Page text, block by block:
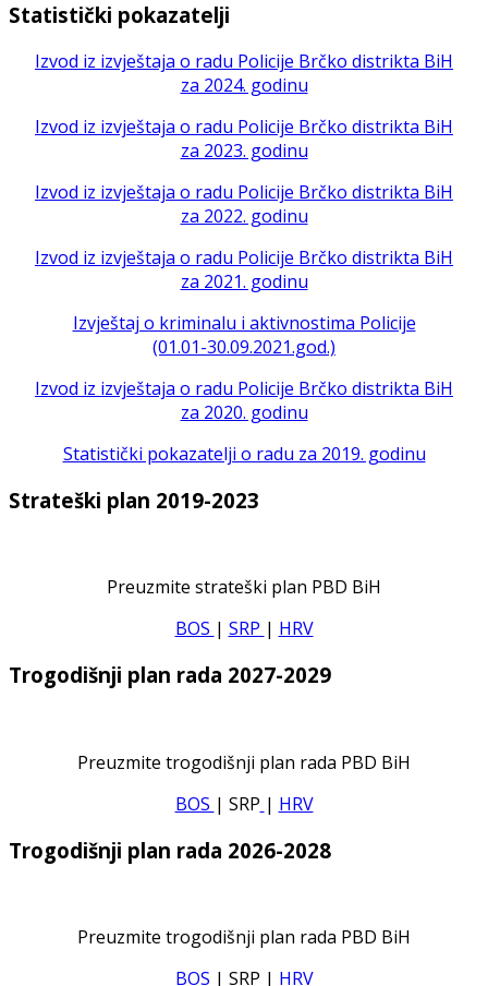
Statistički pokazatelji
Izvod iz izvještaja o radu Policije Brčko distrikta BiH
za 2024. godinu
Izvod iz izvještaja o radu Policije Brčko distrikta BiH
za 2023. godinu
Izvod iz izvještaja o radu Policije Brčko distrikta BiH
za 2022. godinu
Izvod iz izvještaja o radu Policije Brčko distrikta BiH
za 2021. godinu
Izvještaj o kriminalu i aktivnostima Policije
(01.01-30.09.2021.god.)
Izvod iz izvještaja o radu Policije Brčko distrikta BiH
za 2020. godinu
Statistički pokazatelji o radu za 2019. godinu
Strateški plan 2019-2023
Preuzmite strateški plan PBD BiH
BOS | SRP | HRV
Trogodišnji plan rada 2027-2029
Preuzmite trogodišnji plan rada PBD BiH
BOS | SRP | HRV
Trogodišnji plan rada 2026-2028
Preuzmite trogodišnji plan rada PBD BiH
BOS | SRP | HRV